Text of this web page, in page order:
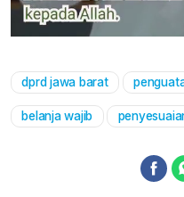
dprd jawa barat
belanja wajib